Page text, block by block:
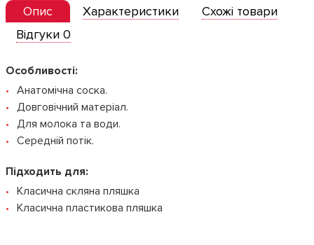
Опис Характеристики
Схожі товари
Відгуки 0
Особливості:
Анатомічна соска.
Довговічний матеріал.
Для молока та води.
Середній потік.
Підходить для:
Класична скляна пляшка
Класична пластикова пляшка